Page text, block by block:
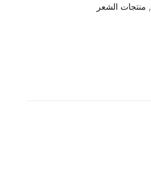
, منتجات الشعر